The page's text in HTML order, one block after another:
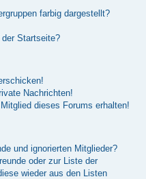
farbig dargestellt?
der Startseite?
Nachrichten!
dieses Forums erhalten!
und ignorierten Mitglieder?
oder zur Liste der
wieder aus den Listen